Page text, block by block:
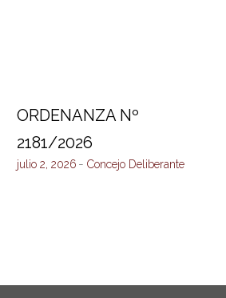
ORDENANZA Nº
2181/2026
julio 2, 2026 Concejo Deliberante